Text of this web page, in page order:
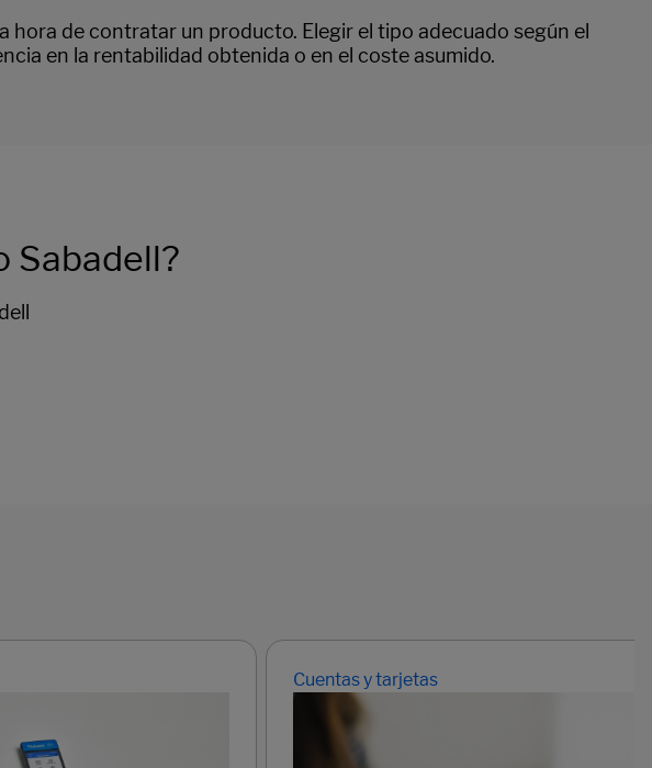
de contratar un producto. Elegir el tipo adecuado según el
en la rentabilidad obtenida o en el coste asumido.
Sabadell?
Cuentas y tarjetas